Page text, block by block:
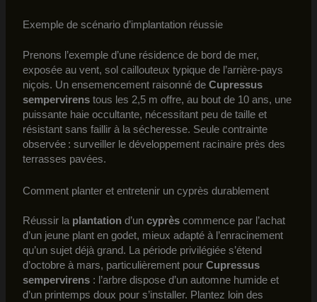
Exemple de scénario d’implantation réussie
Prenons l’exemple d’une résidence de bord de mer,
exposée au vent, sol caillouteux typique de l’arrière-pays
niçois. Un ensemencement raisonné de Cupressus
sempervirenstous les 2,5 m offre, au bout de 10 ans, une
puissante haie occultante, nécessitant peu de taille et
résistant sans faillir à la sécheresse. Seule contrainte
observée : surveiller le développement racinaire près des
terrasses pavées.
Comment planter et entretenir un cyprès durablement
Réussir la plantationd’un cyprèscommence par l’achat
d’un jeune plant en godet, mieux adapté à l’enracinement
qu’un sujet déjà grand. La période privilégiée s’étend
d’octobre à mars, particulièrement pour Cupressus
sempervirens: l’arbre dispose d’un automne humide et
d’un printemps doux pour s’installer. Plantez loin des